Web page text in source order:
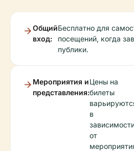
Общий
вход:
Бесплатно для
посещений, когда
публики.
Мероприятия и
представления:
Цены на
билеты
в
от